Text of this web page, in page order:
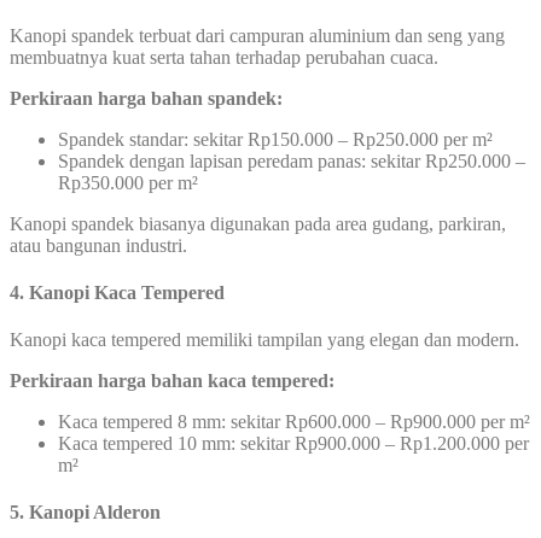
Kanopi spandek terbuat dari campuran aluminium dan seng yang
membuatnya kuat serta tahan terhadap perubahan cuaca.
Perkiraan harga bahan spandek:
Spandek standar: sekitar Rp150.000 – Rp250.000 per m²
Spandek dengan lapisan peredam panas: sekitar Rp250.000 –
Rp350.000 per m²
Kanopi spandek biasanya digunakan pada area gudang, parkiran,
atau bangunan industri.
4. Kanopi Kaca Tempered
Kanopi kaca tempered memiliki tampilan yang elegan dan modern.
Perkiraan harga bahan kaca tempered:
Kaca tempered 8 mm: sekitar Rp600.000 – Rp900.000 per m²
Kaca tempered 10 mm: sekitar Rp900.000 – Rp1.200.000 per
m²
5. Kanopi Alderon